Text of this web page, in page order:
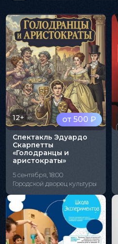
от 500 ₽
12+
Спектакль Эдуардо
Скарпетты
«Голодранцы и
аристократы»
5 сентября, 18:00
Городской дворец культуры